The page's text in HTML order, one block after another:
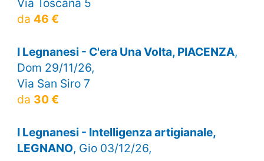
Via Toscana 5
da 46 €
I Legnanesi - C'era Una Volta, PIACENZA,
Dom 29/11/26,
Via San Siro 7
da 30 €
I Legnanesi - Intelligenza artigianale,
LEGNANO, Gio 03/12/26,